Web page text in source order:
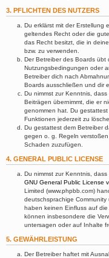
3. PFLICHTEN DES NUTZERS
Du erklärst mit der Erstellung
geltendes Recht oder die
das Recht besitzt, die in
bzw. zu verwenden.
Der Betreiber des Boards übt
Nutzungsbedingungen oder
Betreiber dich nach
Boards ausschließen und dir
Du nimmst zur Kenntnis,
Beiträgen übernimmt, die er
genommen hat. Du
Funktionen jederzeit zu
Du gestattest dem Betreiber
gegen o. g. Regeln
Schaden zuzufügen.
4. GENERAL PUBLIC LICENSE
Du nimmst zur Kenntnis, dass
GNU General Public License
Limited (www.phpbb.com)
deutschsprachige
haben keinen Einfluss auf
können insbesondere die
untersagen oder auf Inhalte
5. GEWÄHRLEISTUNG
Der Betreiber haftet mit